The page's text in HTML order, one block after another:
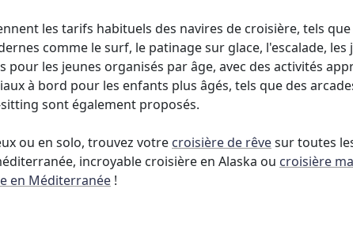
les tarifs habituels des navires de croisière, tels
comme le surf, le patinage sur glace, l'escalade,
les jeunes organisés par âge, avec des activités
à bord pour les enfants plus âgés, tels que des
sont également proposés.
ou en solo, trouvez votre croisière de rêvesur toutes
incroyable croisière en Alaska ou croisière
en Méditerranée !